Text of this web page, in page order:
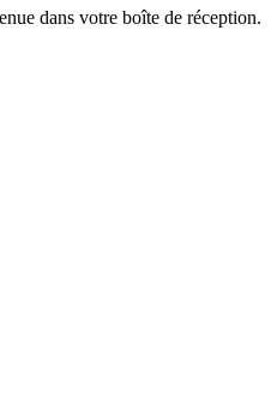
dans votre boîte de réception.